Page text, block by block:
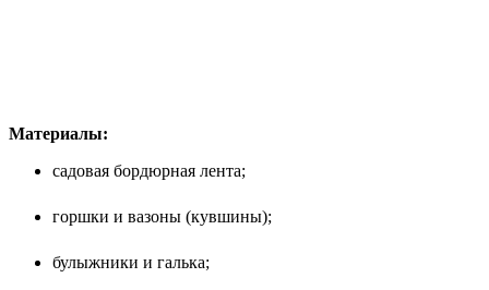
Материалы:
садовая бордюрная лента;
горшки и вазоны (кувшины);
булыжники и галька;